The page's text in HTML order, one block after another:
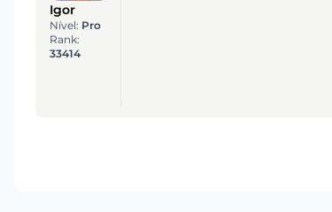
Igor
Nível: Pro
Rank:
33414